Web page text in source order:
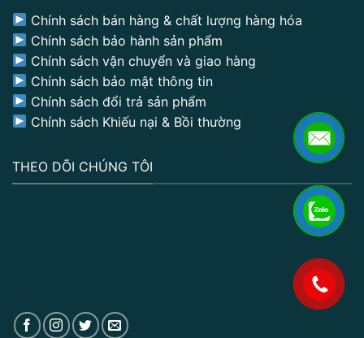
Chính sách bán hàng & chất lượng hàng hóa
Chính sách bảo hành sản phẩm
Chính sách vận chuyển và giao hàng
Chính sách bảo mật thông tin
Chính sách đổi trả sản phẩm
Chính sách Khiếu nại & Bồi thường
THEO DÕI CHÚNG TÔI
.